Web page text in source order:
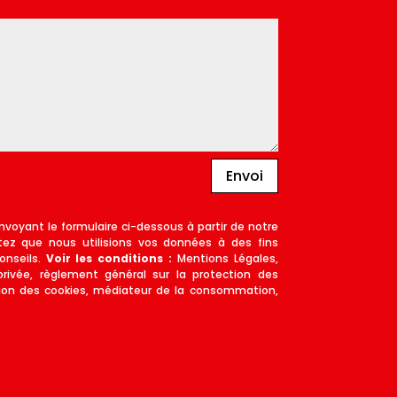
Envoi
le formulaire ci-dessous à partir de notre
que nous utilisions vos données à des fins
Voir les conditions : Mentions Légales,
règlement général sur la protection des
des cookies, médiateur de la consommation,